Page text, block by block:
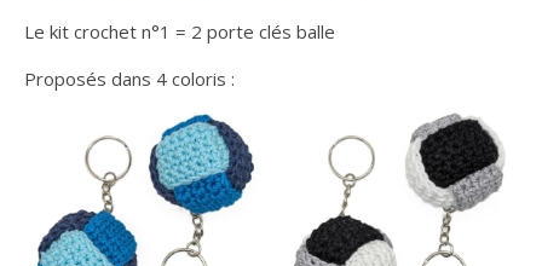
Le kit crochet n°1 = 2 porte clés balle
Proposés dans 4 coloris :